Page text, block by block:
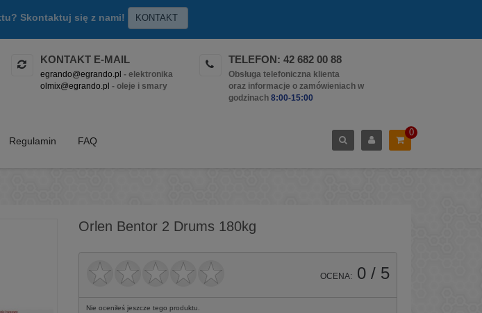
Skontaktuj się z nami! KONTAKT
KONTAKT E-MAIL
egrando@egrando.pl - elektronika
olmix@egrando.pl - oleje i smary
TELEFON: 42 682 00 88
Obsługa telefoniczna klienta
oraz informacje o zamówieniach w
godzinach 8:00-15:00
Regulamin FAQ
0
Orlen Bentor 2 Drums 180kg
OCENA: 0/ 5
Nie oceniłeś jeszcze tego produktu.